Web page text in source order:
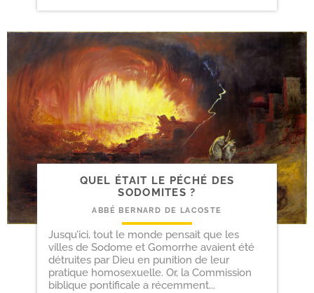
QUEL ÉTAIT LE PÉCHÉ DES
SODOMITES ?
ABBÉ BERNARD DE LACOSTE
Jusqu’ici, tout le monde pensait que les
villes de Sodome et Gomorrhe avaient été
détruites par Dieu en punition de leur
pratique homosexuelle. Or, la Commission
biblique pontificale a récemment...